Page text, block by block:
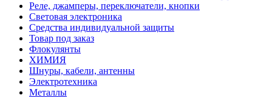
Реле, джамперы, переключатели, кнопки
Световая электроника
Средства индивидуальной защиты
Товар под заказ
Флокулянты
ХИМИЯ
Шнуры, кабели, антенны
Электротехника
Металлы